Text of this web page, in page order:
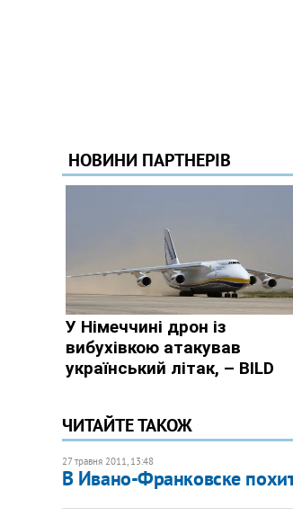
ЧИТАЙТЕ ТАКОЖ
27 травня 2011, 13:48
В Ивано-Франковске